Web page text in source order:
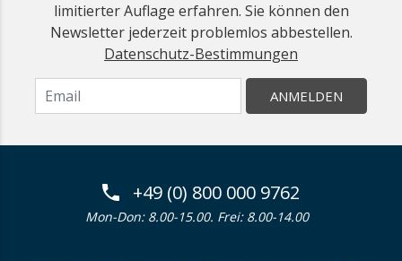
limitierter Auflage erfahren. Sie können den
Newsletter jederzeit problemlos abbestellen.
Datenschutz-Bestimmungen
ANMELDEN
+49 (0) 800 000 9762
Mon-Don: 8.00-15.00. Frei: 8.00-14.00